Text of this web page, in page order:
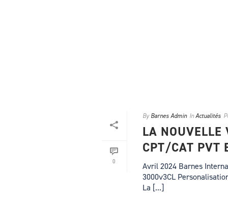
0
By Barnes Admin In Actualités
LA NOUVELLE
CPT/CAT PVT
Avril 2024 Barnes
3000v3CL
La [...]